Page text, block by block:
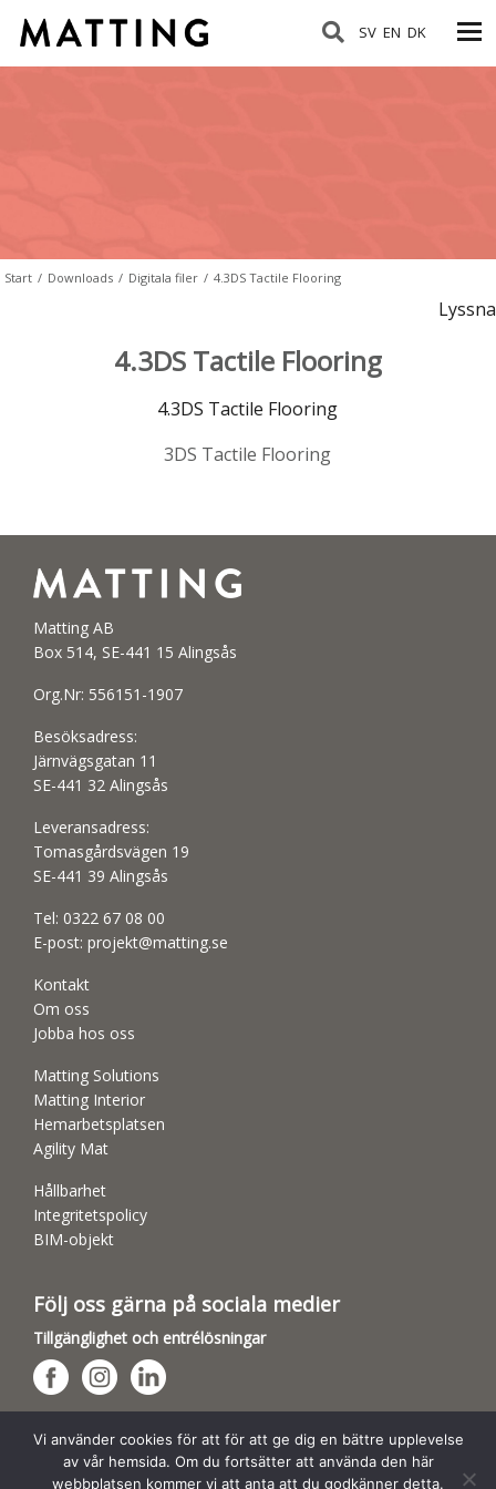
SV EN DK
Start / Downloads / Digitala filer / 4.3DS Tactile Flooring
Lyssna
4.3DS Tactile Flooring
4.3DS Tactile Flooring
3DS Tactile Flooring
Matting AB
Box 514, SE-441 15 Alingsås
Org.Nr: 556151-1907
Besöksadress:
Järnvägsgatan 11
SE-441 32 Alingsås
Leveransadress:
Tomasgårdsvägen 19
SE-441 39 Alingsås
Tel: 0322 67 08 00
E-post: projekt@matting.se
Kontakt
Om oss
Jobba hos oss
Matting Solutions
Matting Interior
Hemarbetsplatsen
Agility Mat
Hållbarhet
Integritetspolicy
BIM-objekt
Följ oss gärna på sociala medier
Tillgänglighet och entrélösningar
Hundsporthallar
Vi använder cookies för att för att ge dig en bättre upplevelse
av vår hemsida. Om du fortsätter att använda den här
webbplatsen kommer vi att anta att du godkänner detta.